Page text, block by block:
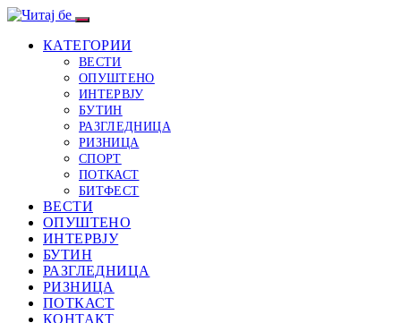
КАТЕГОРИИ
ВЕСТИ
ОПУШТЕНО
ИНТЕРВЈУ
БУТИН
РАЗГЛЕДНИЦА
РИЗНИЦА
СПОРТ
ПОТКАСТ
БИТФЕСТ
ВЕСТИ
ОПУШТЕНО
ИНТЕРВЈУ
БУТИН
РАЗГЛЕДНИЦА
РИЗНИЦА
ПОТКАСТ
КОНТАКТ